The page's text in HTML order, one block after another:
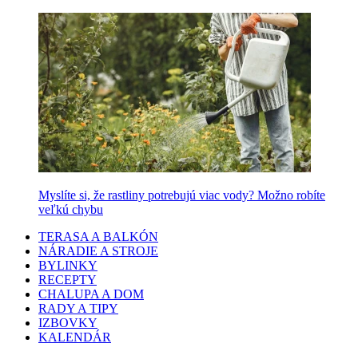
Myslíte si, že rastliny potrebujú viac vody? Možno robíte
veľkú chybu
TERASA A BALKÓN
NÁRADIE A STROJE
BYLINKY
RECEPTY
CHALUPA A DOM
RADY A TIPY
IZBOVKY
KALENDÁR